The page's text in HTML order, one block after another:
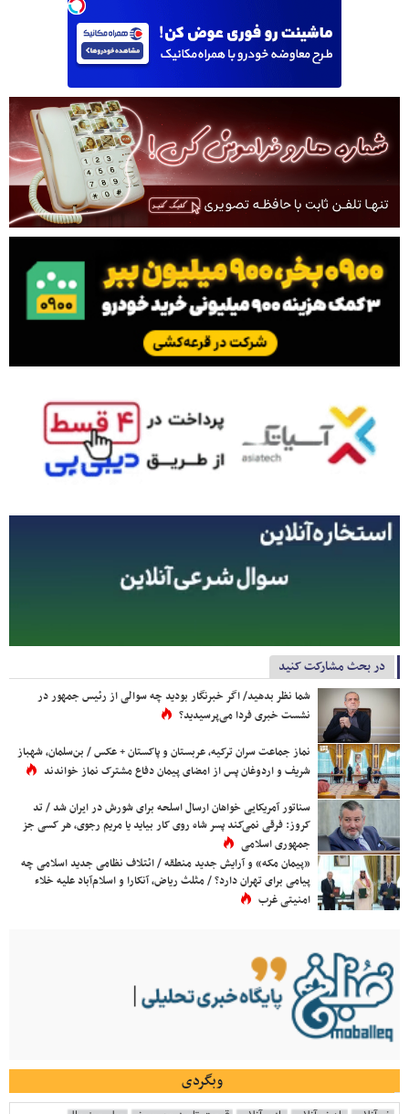
در بحث مشارکت کنید
شما نظر بدهید/ اگر خبرنگار بودید چه سوالی از رئیس جمهور در
نشست خبری فردا می‌پرسیدید؟
نماز جماعت سران ترکیه، عربستان و پاکستان + عکس / بن‌سلمان، شهباز
شریف و اردوغان پس از امضای پیمان دفاع مشترک نماز خواندند
سناتور آمریکایی خواهان ارسال اسلحه برای شورش در ایران شد / تد
کروز: فرقی نمی‌کند پسر شاه روی کار بیاید یا مریم رجوی، هر کسی جز
جمهوری اسلامی
«پیمان مکه» و آرایش جدید منطقه / ائتلاف نظامی جدید اسلامی چه
پیامی برای تهران دارد؟ / مثلث ریاض، آنکارا و اسلام‌آباد علیه خلاء
امنیتی غرب
وبگردی